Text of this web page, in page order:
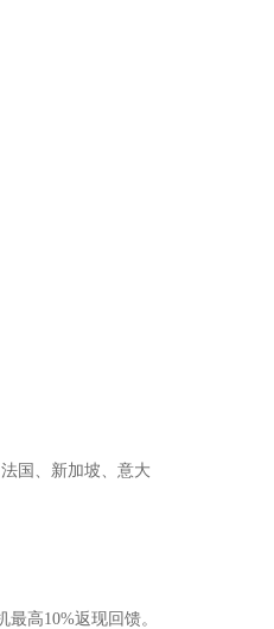
国、新加坡、意大
高10%返现回馈。